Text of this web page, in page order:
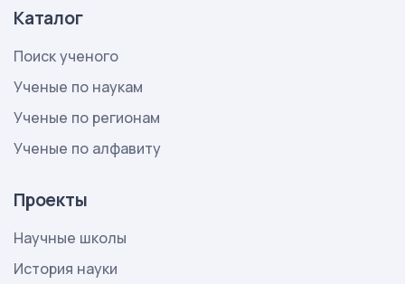
Каталог
Поиск ученого
Ученые по наукам
Ученые по регионам
Ученые по алфавиту
Проекты
Научные школы
История науки